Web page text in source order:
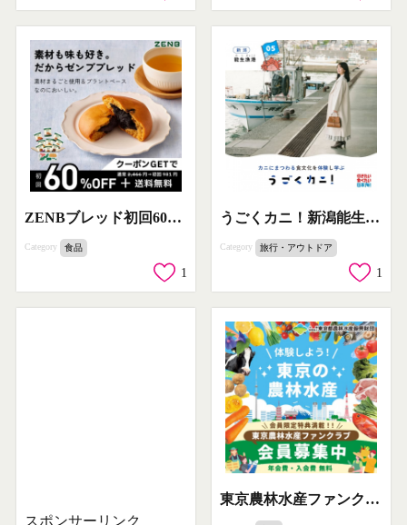
ZENBブレッド初回60%OFF割引販売
Category 食品
1
うごくカニ！新潟能生漁港カニ食文化体験学習
Category 旅行・アウトドア
1
スポンサーリンク
東京農林水産ファンクラブ会員募集：東京の農林水産を体験しよう！